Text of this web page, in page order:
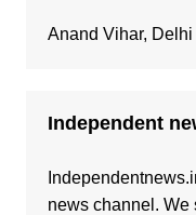
Anand Vihar, Delhi
Independent
news channel. We